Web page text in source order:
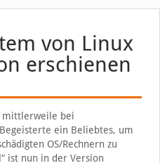
von Linux
erschienen
mittlerweile bei
ein Beliebtes, um
OS/Rechnern zu
ist nun in der Version